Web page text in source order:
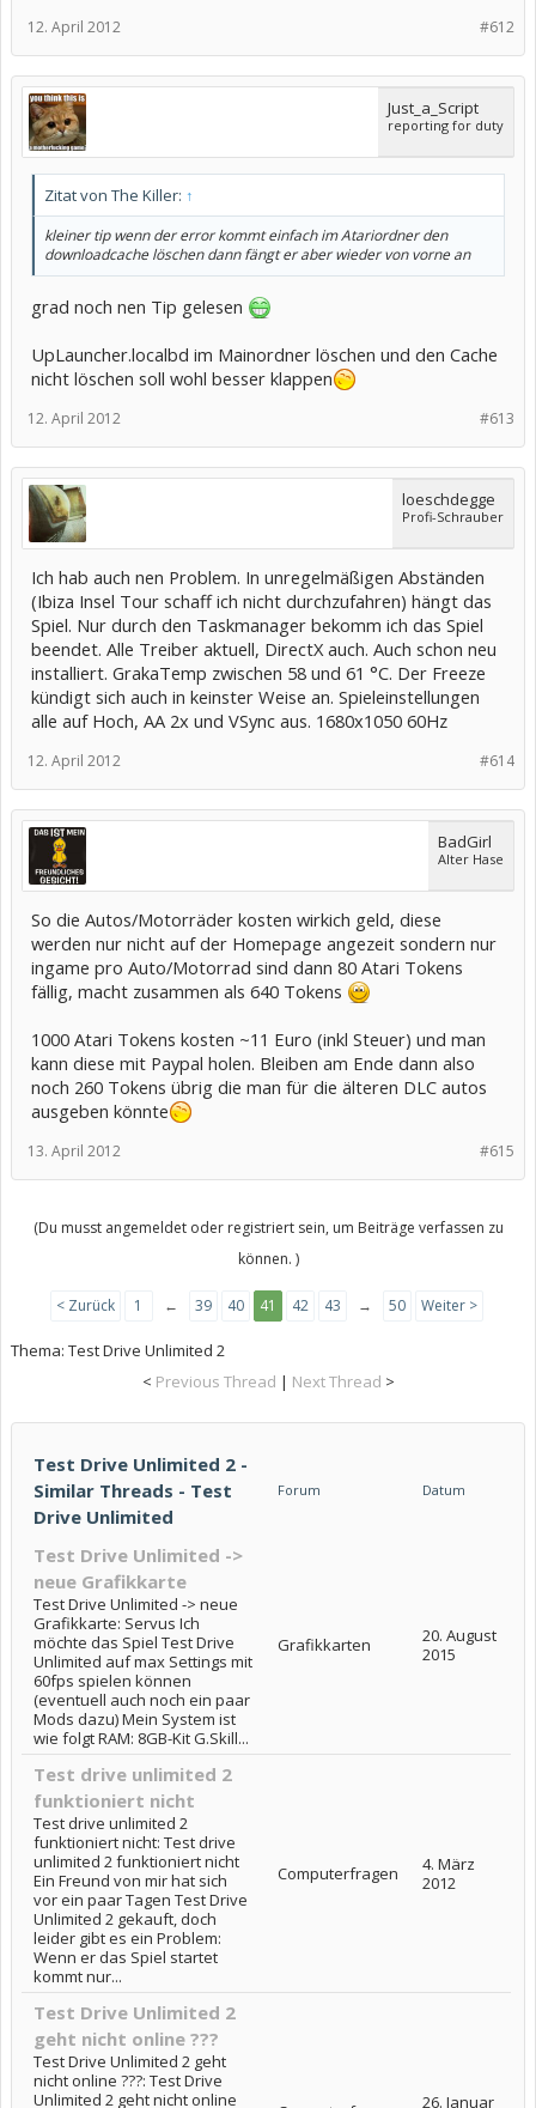
#612
12. April 2012
Just_a_Script
reporting for duty
Zitat von The Killer: ↑
kleiner tip wenn der error kommt einfach im Atariordner den
downloadcache löschen dann fängt er aber wieder von vorne an
grad noch nen Tip gelesen
UpLauncher.localbd im Mainordner löschen und den Cache
nicht löschen soll wohl besser klappen
#613
12. April 2012
loeschdegge
Profi-Schrauber
Ich hab auch nen Problem. In unregelmäßigen Abständen
(Ibiza Insel Tour schaff ich nicht durchzufahren) hängt das
Spiel. Nur durch den Taskmanager bekomm ich das Spiel
beendet. Alle Treiber aktuell, DirectX auch. Auch schon neu
installiert. GrakaTemp zwischen 58 und 61 °C. Der Freeze
kündigt sich auch in keinster Weise an. Spieleinstellungen
alle auf Hoch, AA 2x und VSync aus. 1680x1050 60Hz
#614
12. April 2012
BadGirl
Alter Hase
So die Autos/Motorräder kosten wirkich geld, diese
werden nur nicht auf der Homepage angezeit sondern nur
ingame pro Auto/Motorrad sind dann 80 Atari Tokens
fällig, macht zusammen als 640 Tokens
1000 Atari Tokens kosten ~11 Euro (inkl Steuer) und man
kann diese mit Paypal holen. Bleiben am Ende dann also
noch 260 Tokens übrig die man für die älteren DLC autos
ausgeben könnte
#615
13. April 2012
(Du musst angemeldet oder registriert sein, um Beiträge verfassen zu
können. )
< Zurück 1 ← 39 40 41 42 43 → 50 Weiter >
Thema: Test Drive Unlimited 2
< Previous Thread | Next Thread >
Test Drive Unlimited 2 -
Similar Threads - Test
Drive Unlimited
Forum Datum
Test Drive Unlimited ->
neue Grafikkarte
Test Drive Unlimited -> neue
Grafikkarte: Servus Ich
möchte das Spiel Test Drive
Unlimited auf max Settings mit
60fps spielen können
(eventuell auch noch ein paar
Mods dazu) Mein System ist
wie folgt RAM: 8GB-Kit G.Skill...
Grafikkarten
20. August
2015
Test drive unlimited 2
funktioniert nicht
Test drive unlimited 2
funktioniert nicht: Test drive
unlimited 2 funktioniert nicht
Ein Freund von mir hat sich
vor ein paar Tagen Test Drive
Unlimited 2 gekauft, doch
leider gibt es ein Problem:
Wenn er das Spiel startet
kommt nur...
Computerfragen
4. März
2012
Test Drive Unlimited 2
geht nicht online ???
Test Drive Unlimited 2 geht
nicht online ???: Test Drive
Unlimited 2 geht nicht online
26. Januar